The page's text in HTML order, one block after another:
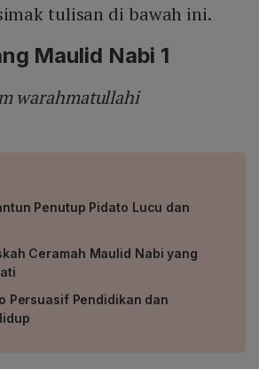
tulisan di bawah ini.
Maulid Nabi 1
warahmatullahi
Penutup Pidato Lucu dan
Ceramah Maulid Nabi yang
Persuasif Pendidikan dan